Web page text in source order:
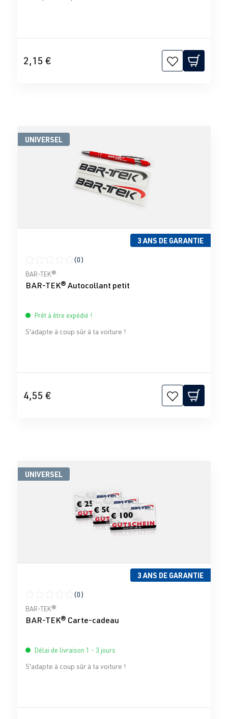
2,15 €
UNIVERSEL
3 ANS DE GARANTIE
Note moyenne de 0 sur 5 étoiles
(0)
BAR-TEK®
BAR-TEK® Autocollant petit
Prêt à être expédié !
S'adapte à coup sûr à ta voiture !
4,55 €
UNIVERSEL
3 ANS DE GARANTIE
Note moyenne de 0 sur 5 étoiles
(0)
BAR-TEK®
BAR-TEK® Carte-cadeau
Délai de livraison 1 - 3 jours
S'adapte à coup sûr à ta voiture !